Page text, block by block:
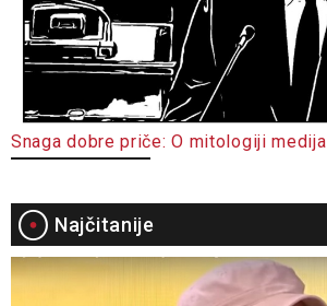
Snaga dobre priče: O mitologiji medija
Najčitanije